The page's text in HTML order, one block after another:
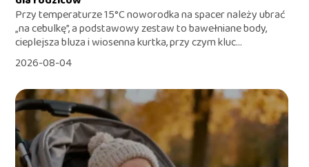
Przy temperaturze 15°C noworodka na spacer należy ubrać
„na cebulkę”, a podstawowy zestaw to bawełniane body,
cieplejsza bluza i wiosenna kurtka, przy czym kluc...
2026-08-04